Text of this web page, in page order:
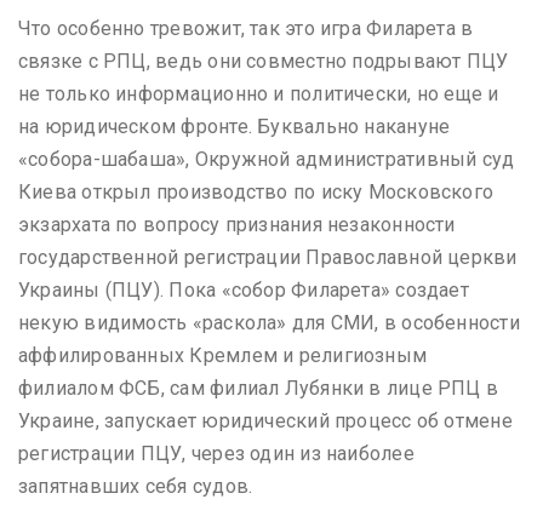
Что особенно тревожит, так это игра Филарета в
связке с РПЦ, ведь они совместно подрывают ПЦУ
не только информационно и политически, но еще и
на юридическом фронте. Буквально накануне
«собора-шабаша», Окружной административный суд
Киева открыл производство по иску Московского
экзархата по вопросу признания незаконности
государственной регистрации Православной церкви
Украины (ПЦУ). Пока «собор Филарета» создает
некую видимость «раскола» для СМИ, в особенности
аффилированных Кремлем и религиозным
филиалом ФСБ, сам филиал Лубянки в лице РПЦ в
Украине, запускает юридический процесс об отмене
регистрации ПЦУ, через один из наиболее
запятнавших себя судов.